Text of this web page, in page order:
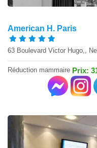
American H. Paris
63 Boulevard Victor Hugo,,
Réduction mammaire Prix: